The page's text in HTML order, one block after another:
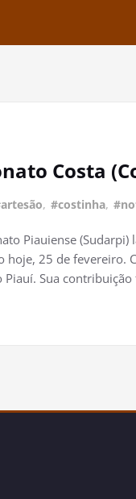
Costa
, #costinha,
Piauiense
25 de
Sua